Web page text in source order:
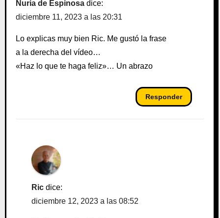
Nuria de Espinosa dice:
diciembre 11, 2023 a las 20:31
Lo explicas muy bien Ric. Me gustó la frase
a la derecha del vídeo…
«Haz lo que te haga feliz»… Un abrazo
Responder
Ric dice:
diciembre 12, 2023 a las 08:52